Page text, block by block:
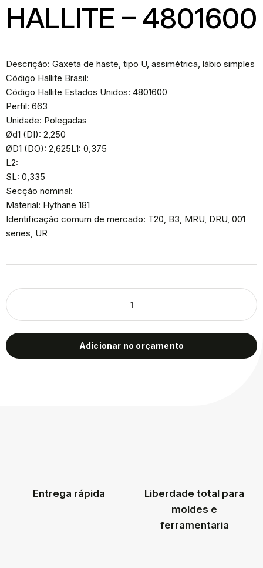
HALLITE – 4801600
Descrição: Gaxeta de haste, tipo U, assimétrica, lábio simples
Código Hallite Brasil:
Código Hallite Estados Unidos: 4801600
Perfil: 663
Unidade: Polegadas
Ød1 (DI): 2,250
ØD1 (DO): 2,625L1: 0,375
L2:
SL: 0,335
Secção nominal:
Material: Hythane 181
Identificação comum de mercado: T20, B3, MRU, DRU, 001
series, UR
Adicionar no orçamento
Entrega rápida
Liberdade total para
moldes e
ferramentaria